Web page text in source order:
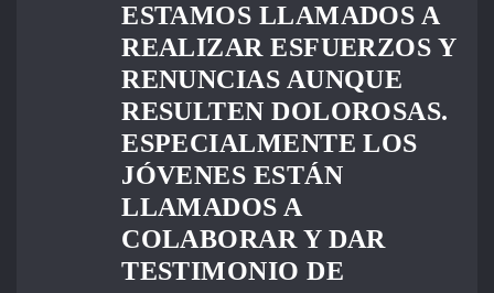
ESTAMOS LLAMADOS A
REALIZAR ESFUERZOS Y
RENUNCIAS AUNQUE
RESULTEN DOLOROSAS.
ESPECIALMENTE LOS
JÓVENES ESTÁN
LLAMADOS A
COLABORAR Y DAR
TESTIMONIO DE